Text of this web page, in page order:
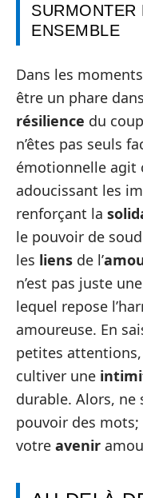
SURMONTER
ENSEMBLE
Dans les
être un phare
résilience du
n’êtes pas seuls
émotionnelle agit
adoucissant les
renforçant la
le pouvoir de
les liens de l’
n’est pas juste
lequel repose
amoureuse. En
petites attentions,
cultiver une
durable. Alors, ne
pouvoir des
votre avenir